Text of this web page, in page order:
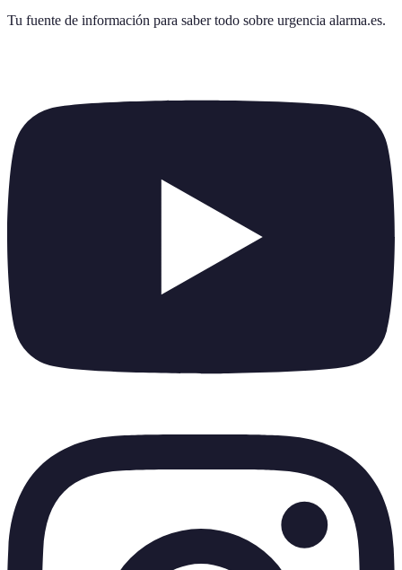
Tu fuente de información para saber todo sobre urgencia alarma.es.